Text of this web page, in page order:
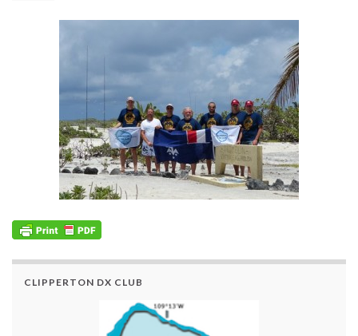
CLIPPERTON DX CLUB